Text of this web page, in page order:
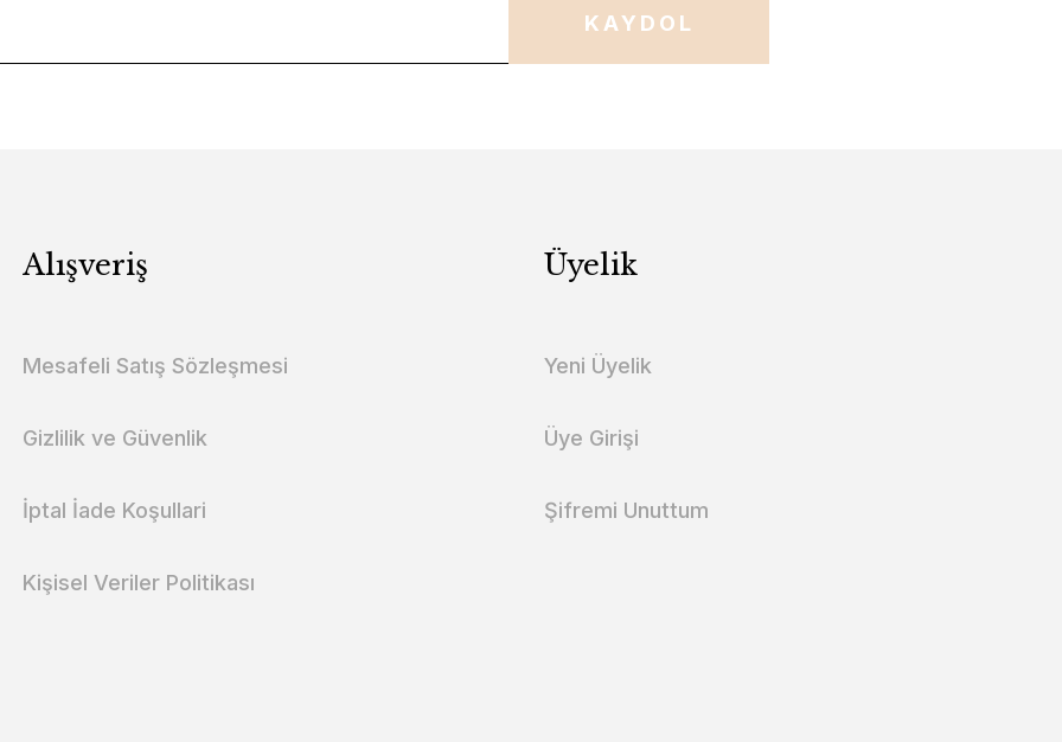
KAYDOL
Alışveriş
Mesafeli Satış Sözleşmesi
Gizlilik ve Güvenlik
İptal İade Koşullari
Kişisel Veriler Politikası
Üyelik
Yeni Üyelik
Üye Girişi
Şifremi Unuttum